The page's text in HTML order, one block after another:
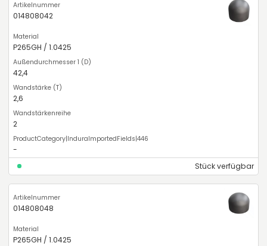
014808042
P265GH / 1.0425
42,4
2,6
2
-
Stück verfügbar
014808048
P265GH / 1.0425